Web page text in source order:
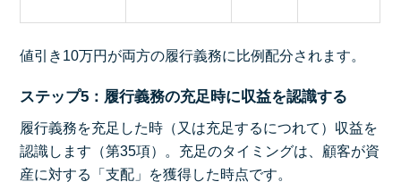
値引き10万円が両方の履行義務に比例配分されます。
ステップ5：履行義務の充足時に収益を認識する
履行義務を充足した時（又は充足するにつれて）収益を
認識します（第35項）。充足のタイミングは、顧客が資
産に対する「支配」を獲得した時点です。